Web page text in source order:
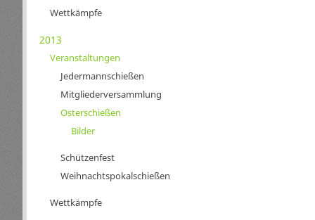
Wettkämpfe
2013
Veranstaltungen
Jedermannschießen
Mitgliederversammlung
Osterschießen
Bilder
Schützenfest
Weihnachtspokalschießen
Wettkämpfe